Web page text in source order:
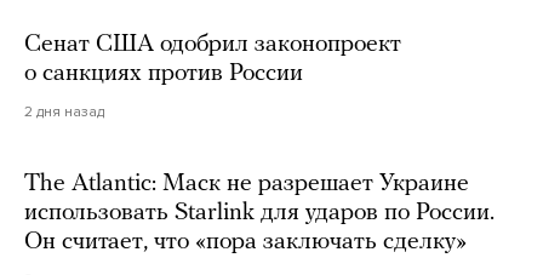
Сенат США одобрил законопроект
о санкциях против России
2 дня назад
The Atlantic: Маск не разрешает Украине
использовать Starlink для ударов по России.
Он считает, что «пора заключать сделку»